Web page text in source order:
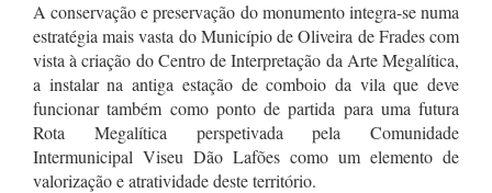
A conservação e preservação do monumento integra-se numa
estratégia mais vasta do Município de Oliveira de Frades com
vista à criação do Centro de Interpretação da Arte Megalítica,
a instalar na antiga estação de comboio da vila que deve
funcionar também como ponto de partida para uma futura
Rota Megalítica perspetivada pela Comunidade
Intermunicipal Viseu Dão Lafões como um elemento de
valorização e atratividade deste território.